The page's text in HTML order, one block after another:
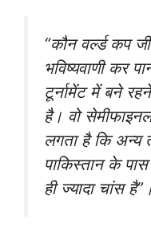
“कौन वर्ल्ड कप
भविष्यवाणी कर
टूर्नामेंट में बने
है। वो
लगता है कि अन्य
पाकिस्तान के
ही ज्यादा चांस